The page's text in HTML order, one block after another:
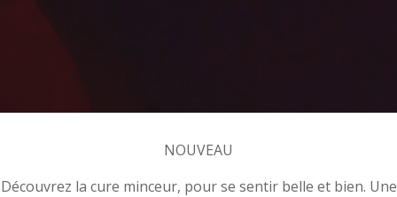
NOUVEAU
Découvrez la cure minceur, pour se sentir belle et bien. Une